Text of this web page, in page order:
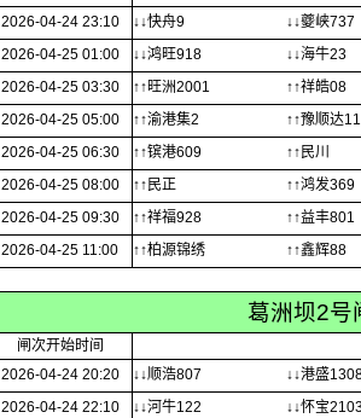
2026-04-24 23:10 ↓↓快舟9 ↓↓夔峡737
2026-04-25 01:00 ↓↓鸿旺918 ↓↓海牛23
2026-04-25 03:30 ↑↑旺洲2001 ↑↑祥皓08
2026-04-25 05:00 ↑↑渝港集2 ↑↑豫顺达
2026-04-25 06:30 ↑↑镔港609 ↑↑民川
2026-04-25 08:00 ↑↑民正 ↑↑鸿发369
2026-04-25 09:30 ↑↑祥福928 ↑↑益丰801
2026-04-25 11:00 ↑↑柏源锦绣 ↑↑鑫辉88
葛洲坝2号
闸次开始时间
2026-04-24 20:20 ↓↓顺浩807 ↓↓港盛
2026-04-24 22:10 ↓↓河牛122 ↓↓怀宝